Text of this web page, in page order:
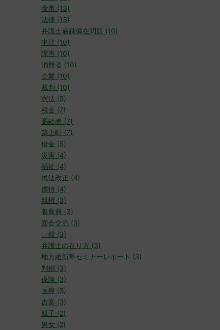
食事 (13)
法律 (13)
弁護士過疎偏在問題 (10)
中津 (10)
障害 (10)
消費者 (10)
企業 (10)
裁判 (10)
憲法 (9)
税金 (7)
高齢者 (7)
築上町 (7)
借金 (5)
災害 (4)
福祉 (4)
民法改正 (4)
虐待 (4)
親権 (3)
養育費 (3)
面会交流 (3)
一般 (3)
弁護士の在り方 (3)
地方維新塾セミナーレポート (3)
判例 (3)
保険 (3)
医療 (3)
吉富 (3)
親子 (2)
男女 (2)